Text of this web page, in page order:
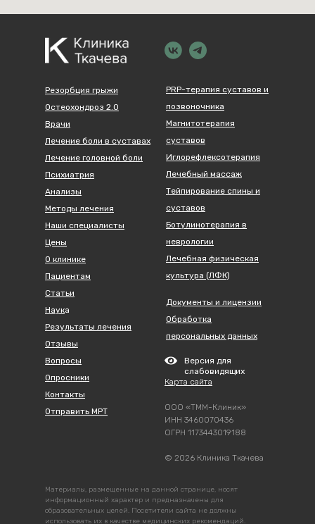
Резорбция грыжи
Остеохондроз 2.0
Врачи
Лечение боли в суставах
Лечение головной боли
Психиатрия
Анализы
Методы лечения
Наши специалисты
Цены
О клинике
Пациентам
Статьи
Наука
Результаты лечения
Отзывы
Вопросы
Опросники
Контакты
Отправить МРТ
PRP-терапия суставов и
позвоночника
Магнитотерапия
суставов
Иглорефлексотерапия
Лечебный массаж
Тейпирование спины и
суставов
Ботулинотерапия в
неврологии
Лечебная физическая
культура (ЛФК)
Документы и лицензии
Обработка
персональных данных
Версия для
слабовидящих
Карта сайта
ООО «ТММ-Клиник»
ИНН 3460070436
ОГРН 1173443019188
© 2026 Клиника Ткачева
Материалы, размещенные на данной странице, носят
информационный характер и предназначены для
образовательных целей. Посетители сайта не должны
использовать их в качестве медицинских рекомендаций.